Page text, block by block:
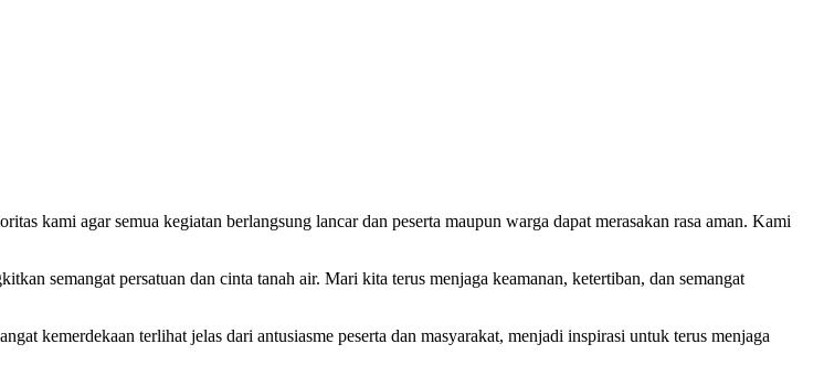
kami agar semua kegiatan berlangsung lancar dan peserta maupun warga dapat merasakan rasa aman. Kami
semangat persatuan dan cinta tanah air. Mari kita terus menjaga keamanan, ketertiban, dan semangat
kemerdekaan terlihat jelas dari antusiasme peserta dan masyarakat, menjadi inspirasi untuk terus menjaga